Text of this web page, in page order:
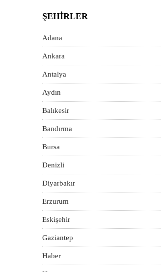
ŞEHIRLER
Adana
Ankara
Antalya
Aydın
Balıkesir
Bandırma
Bursa
Denizli
Diyarbakır
Erzurum
Eskişehir
Gaziantep
Haber